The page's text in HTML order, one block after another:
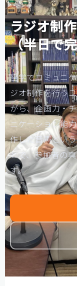
番組で紹介した
事例について知
各社の動機を
お客様の声を
【神戸製鋼所様
【住友ゴム工
【住友ゴム工
大阪ガスビジ
【大阪ガ
【株式会社リゲ
コミュニケー
メディア掲載
記事を探す
よくあるご質問
ラジオ制
（半日で
座学でコミュニ
ジオ制作を行う
がら、企画力・
ニケーション能
作した音声とい
とで、参加者の
す。